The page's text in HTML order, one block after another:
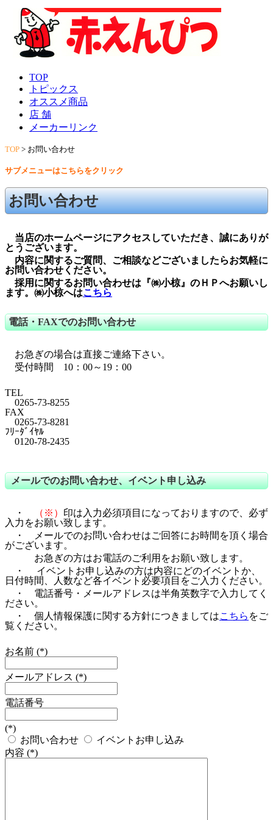
TOP
トピックス
オススメ商品
店 舗
メーカーリンク
TOP > お問い合わせ
サブメニューはこちらをクリック
お問い合わせ
当店のホームページにアクセスしていただき、誠にありが
とうございます。
内容に関するご質問、ご相談などございましたらお気軽に
お問い合わせください。
採用に関するお問い合わせは『㈱小椋』のＨＰへお願いし
ます。㈱小椋へはこちら
電話・FAXでのお問い合わせ
お急ぎの場合は直接ご連絡下さい。
受付時間 10：00～19：00
TEL
0265-73-8255
FAX
0265-73-8281
ﾌﾘｰﾀﾞｲﾔﾙ
0120-78-2435
メールでのお問い合わせ、イベント申し込み
・ （※） 印は入力必須項目になっておりますので、必ず
入力をお願い致します。
・ メールでのお問い合わせはご回答にお時間を頂く場合
がございます。
お急ぎの方はお電話のご利用をお願い致します。
・ イベントお申し込みの方は内容にどのイベントか、
日付時間、人数など各イベント必要項目をご入力ください。
・ 電話番号・メールアドレスは半角英数字で入力してく
ださい。
・ 個人情報保護に関する方針につきましてはこちら をご
覧ください。
お名前 (*)
メールアドレス (*)
電話番号
(*)
お問い合わせ
イベントお申し込み
内容 (*)